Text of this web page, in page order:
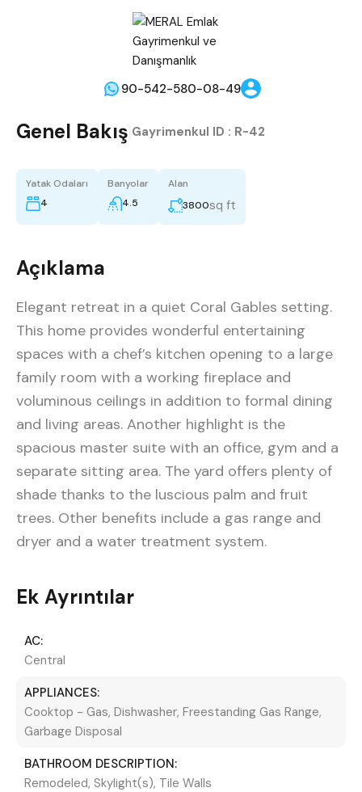
90-542-580-08-49
Genel Bakış Gayrimenkul ID : R-42
Yatak Odaları
4
Banyolar
4.5
Alan
3800sq ft
Açıklama
Elegant retreat in a quiet Coral Gables setting.
This home provides wonderful entertaining
spaces with a chef’s kitchen opening to a large
family room with a working fireplace and
voluminous ceilings in addition to formal dining
and living areas. Another highlight is the
spacious master suite with an office, gym and a
separate sitting area. The yard offers plenty of
shade thanks to the luscious palm and fruit
trees. Other benefits include a gas range and
dryer and a water treatment system.
Ek Ayrıntılar
AC:
Central
APPLIANCES:
Cooktop - Gas, Dishwasher, Freestanding Gas Range,
Garbage Disposal
BATHROOM DESCRIPTION:
Remodeled, Skylight(s), Tile Walls